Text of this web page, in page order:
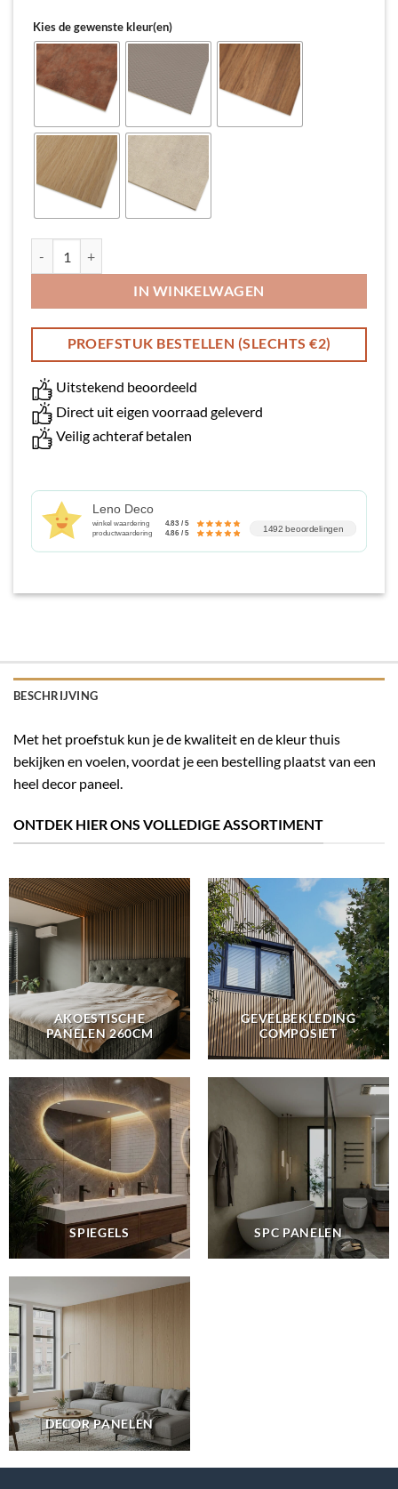
Kies de gewenste kleur(en)
IN WINKELWAGEN
Alternative:
PROEFSTUK BESTELLEN (SLECHTS €2)
Uitstekend beoordeeld
Direct uit eigen voorraad geleverd
Veilig achteraf betalen
Leno Deco
winkel waardering
4.83 / 5
productwaardering
4.86 / 5 1492 beoordelingen
BESCHRIJVING
Met het proefstuk kun je de kwaliteit en de kleur thuis
bekijken en voelen, voordat je een bestelling plaatst van een
heel decor paneel.
ONTDEK HIER ONS VOLLEDIGE ASSORTIMENT
AKOESTISCHE
PANELEN 260CM
GEVELBEKLEDING
COMPOSIET
SPIEGELS SPC PANELEN
DECOR PANELEN